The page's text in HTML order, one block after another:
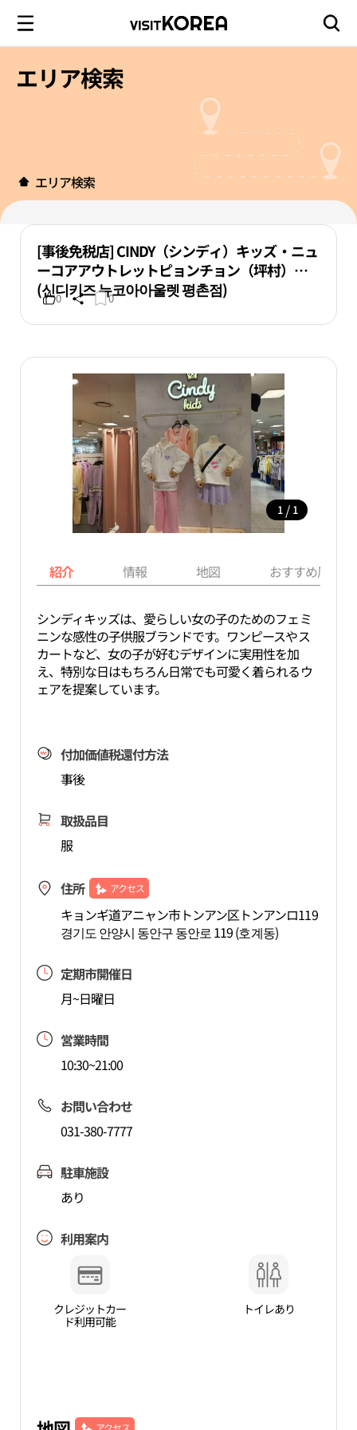
エリア検索
エリア検索
[事後免税店] CINDY（シンディ）キッズ・ニュ
ーコアアウトレットピョンチョン（坪村）店
(신디키즈 뉴코아아울렛 평촌점)
0 0
1 / 1
紹介 情報 地図 おすすめ周辺
シンディキッズは、愛らしい女の子のためのフェミ
ニンな感性の子供服ブランドです。ワンピースやス
カートなど、女の子が好むデザインに実用性を加
え、特別な日はもちろん日常でも可愛く着られるウ
ェアを提案しています。
付加価値税還付方法
事後
取扱品目
服
住所 アクセス
キョンギ道アニャン市トンアン区トンアンロ119
경기도 안양시 동안구 동안로 119 (호계동)
定期市開催日
月~日曜日
営業時間
10:30~21:00
お問い合わせ
031-380-7777
駐車施設
あり
利用案内
クレジットカー
ド利用可能
トイレあり
アクセス